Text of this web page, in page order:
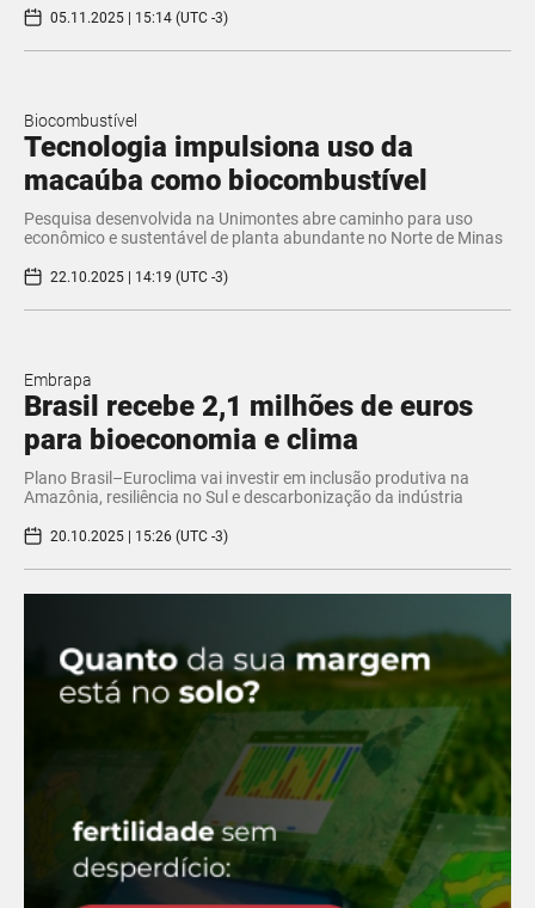
05.11.2025 | 15:14 (UTC -3)
Biocombustível
Tecnologia impulsiona uso da
macaúba como biocombustível
Pesquisa desenvolvida na Unimontes abre caminho para uso
econômico e sustentável de planta abundante no Norte de Minas
22.10.2025 | 14:19 (UTC -3)
Embrapa
Brasil recebe 2,1 milhões de euros
para bioeconomia e clima
Plano Brasil–Euroclima vai investir em inclusão produtiva na
Amazônia, resiliência no Sul e descarbonização da indústria
20.10.2025 | 15:26 (UTC -3)